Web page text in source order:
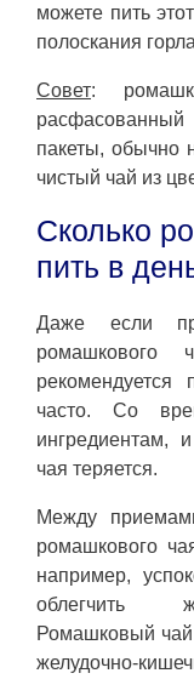
можете пить
полоскания
Совет:
пакеты, обычно
чистый чай из
Сколько
пить в
Даже если
рекомендуется
часто. Со
ингредиентам,
чая теряется.
Между
ромашкового
например,
облегчить
Ромашковый чай
желудочно-